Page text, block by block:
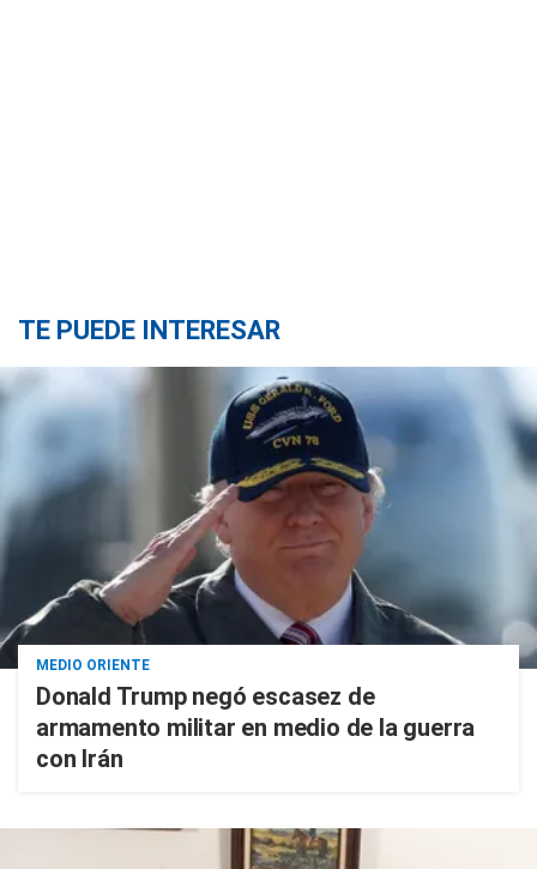
TE PUEDE INTERESAR
MEDIO ORIENTE
Donald Trump negó escasez de
armamento militar en medio de la guerra
con Irán